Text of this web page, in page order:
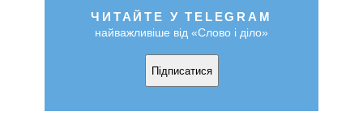
ЧИТАЙТЕ У TELEGRAM
найважливіше від «Слово і діло»
Підписатися